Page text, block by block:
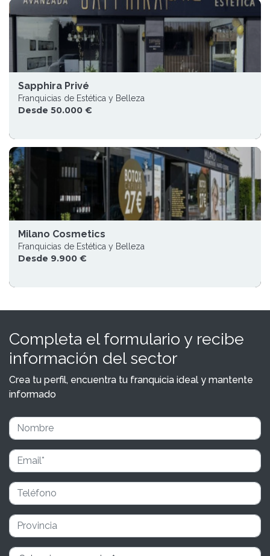
Sapphira Privé
Franquicias de Estética y Belleza
Desde 50.000 €
Milano Cosmetics
Franquicias de Estética y Belleza
Desde 9.900 €
Completa el formulario y recibe
información del sector
Crea tu perfil, encuentra tu franquicia ideal y mantente
informado